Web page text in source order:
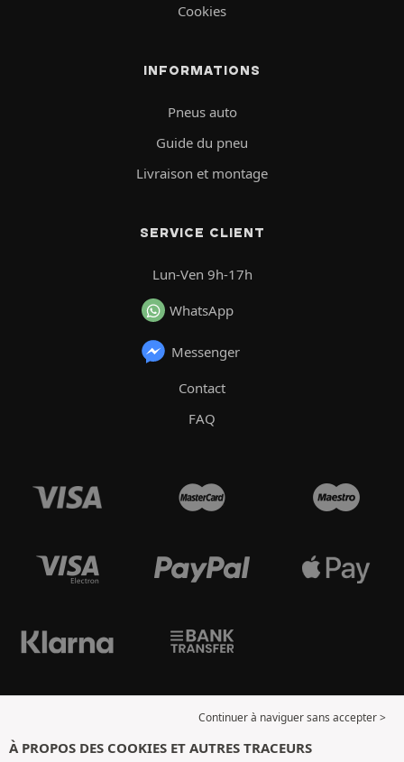
Cookies
INFORMATIONS
Pneus auto
Guide du pneu
Livraison et montage
SERVICE CLIENT
Lun-Ven 9h-17h
WhatsApp
Messenger
Contact
FAQ
Continuer à naviguer sans accepter >
À PROPOS DES COOKIES ET AUTRES TRACEURS